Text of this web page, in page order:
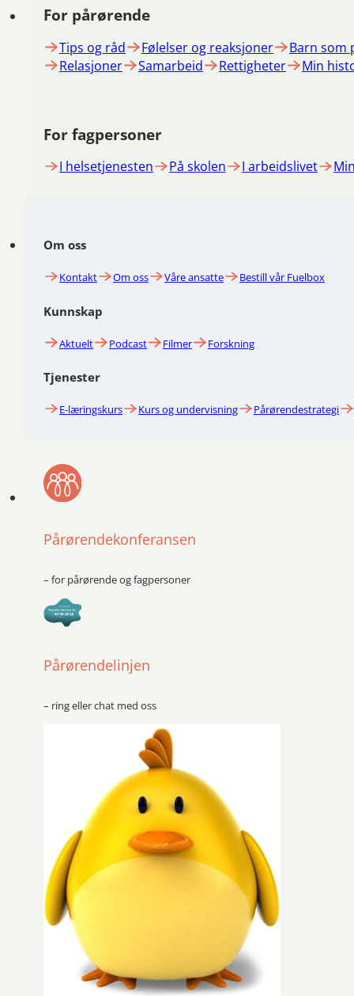
For pårørende
Tips og råd Følelser og reaksjoner
Barn som
Relasjoner
Samarbeid Rettigheter Min
For fagpersoner
I helsetjenesten På skolen I arbeidslivet
Om oss
Kontakt Om oss Våre ansatte Bestill vår Fuelbox
Kunnskap
Aktuelt Podcast Filmer Forskning
Tjenester
E-læringskurs Kurs og undervisning Pårørendestrategi
Pårørendekonferansen
– for pårørende og fagpersoner
Pårørendelinjen
– ring eller chat med oss